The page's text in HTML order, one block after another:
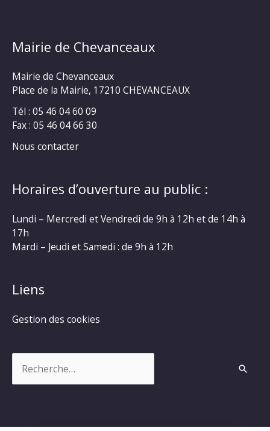
Mairie de Chevanceaux
Mairie de Chevanceaux
Place de la Mairie, 17210 CHEVANCEAUX
Tél : 05 46 04 60 09
Fax : 05 46 04 66 30
Nous contacter
Horaires d’ouverture au public :
Lundi – Mercredi et Vendredi de 9h à 12h et de 14h à
17h
Mardi – Jeudi et Samedi : de 9h à 12h
Liens
Gestion des cookies